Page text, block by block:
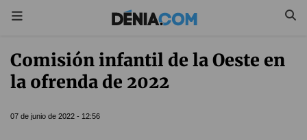
Comisión infantil de la Oeste en
la ofrenda de 2022
07 de junio de 2022 - 12:56